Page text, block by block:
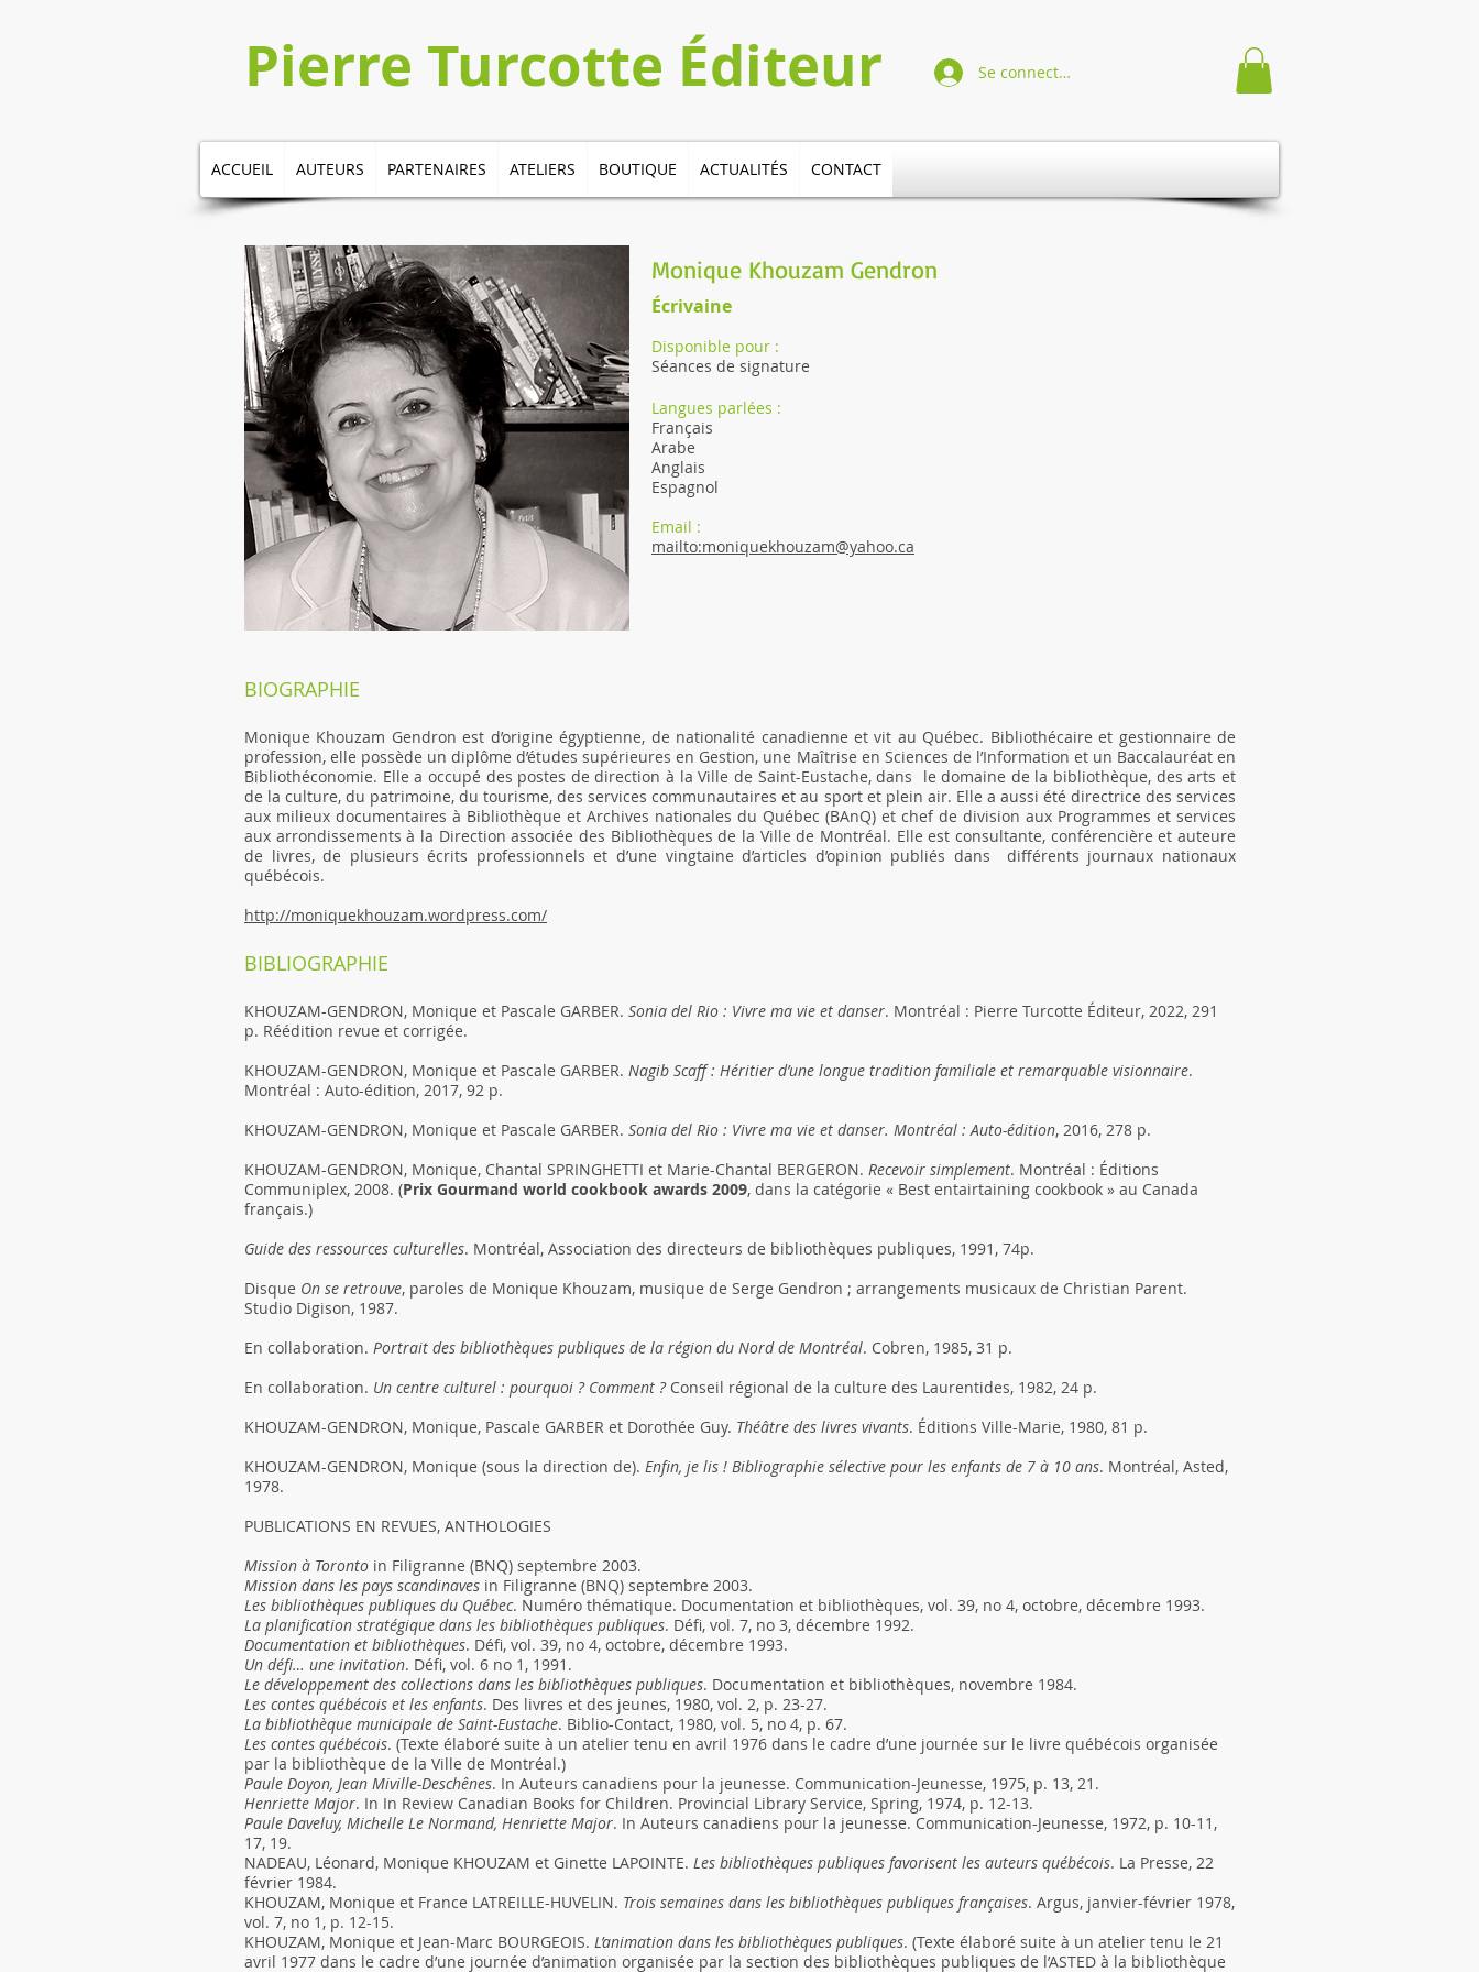
​​​​Pierre Turcotte​​​ Éditeur Se connecter
Monique Khouzam Gendron
Écrivaine
Disponible pour :
Séances de signature
Langues parlées :
Français
Arabe
Anglais​
Espagnol
Email :
mailto:moniquekhouzam@yahoo.ca
BIOGRAPHIE
Monique Khouzam Gendron est d’origine égyptienne, de nationalité canadienne et vit au Québec. Bibliothécaire et gestionnaire de
profession, elle possède un diplôme d’études supérieures en Gestion, une Maîtrise en Sciences de l’Information et un Baccalauréat en
Bibliothéconomie. Elle a occupé des postes de direction à la Ville de Saint-Eustache, dans le domaine de la bibliothèque, des arts et
de la culture, du patrimoine, du tourisme, des services communautaires et au sport et plein air. Elle a aussi été directrice des services
aux milieux documentaires à Bibliothèque et Archives nationales du Québec (BAnQ) et chef de division aux Programmes et services
aux arrondissements à la Direction associée des Bibliothèques de la Ville de Montréal. Elle est consultante, conférencière et auteure
de livres, de plusieurs écrits professionnels et d’une vingtaine d’articles d’opinion publiés dans différents journaux nationaux
québécois.
http://moniquekhouzam.wordpress.com/
BIBLIOGRAPHIE
KHOUZAM-GENDRON, Monique et Pascale GARBER. Sonia del Rio : Vivre ma vie et danser. Montréal : Pierre Turcotte Éditeur, 2022, 291
p. Réédition revue et corrigée.
KHOUZAM-GENDRON, Monique et Pascale GARBER. Nagib Scaff : Héritier d’une longue tradition familiale et remarquable visionnaire.
Montréal : Auto-édition, 2017, 92 p.
KHOUZAM-GENDRON, Monique et Pascale GARBER. Sonia del Rio : Vivre ma vie et danser. Montréal : Auto-édition, 2016, 278 p.
KHOUZAM-GENDRON, Monique, Chantal SPRINGHETTI et Marie-Chantal BERGERON. Recevoir simplement. Montréal : Éditions
Communiplex, 2008. (Prix Gourmand world cookbook awards 2009, dans la catégorie « Best entairtaining cookbook » au Canada
français.)
Guide des ressources culturelles. Montréal, Association des directeurs de bibliothèques publiques, 1991, 74p.
Disque On se retrouve, paroles de Monique Khouzam, musique de Serge Gendron ; arrangements musicaux de Christian Parent.
Studio Digison, 1987.
En collaboration. Portrait des bibliothèques publiques de la région du Nord de Montréal. Cobren, 1985, 31 p.
En collaboration. Un centre culturel : pourquoi ? Comment ?Conseil régional de la culture des Laurentides, 1982, 24 p.
KHOUZAM-GENDRON, Monique, Pascale GARBER et Dorothée Guy. Théâtre des livres vivants. Éditions Ville-Marie, 1980, 81 p.
KHOUZAM-GENDRON, Monique (sous la direction de). Enfin, je lis ! Bibliographie sélective pour les enfants de 7 à 10 ans. Montréal, Asted,
1978.
PUBLICATIONS EN REVUES, ANTHOLOGIES
Mission à Toronto in Filigranne (BNQ) septembre 2003.
Mission dans les pays scandinaves in Filigranne (BNQ) septembre 2003.
Les bibliothèques publiques du Québec. Numéro thématique. Documentation et bibliothèques, vol. 39, no 4, octobre, décembre 1993.
La planification stratégique dans les bibliothèques publiques. Défi, vol. 7, no 3, décembre 1992.
Documentation et bibliothèques. Défi, vol. 39, no 4, octobre, décembre 1993.
Un défi… une invitation. Défi, vol. 6 no 1, 1991.
Le développement des collections dans les bibliothèques publiques. Documentation et bibliothèques, novembre 1984.
Les contes québécois et les enfants. Des livres et des jeunes, 1980, vol. 2, p. 23-27.
La bibliothèque municipale de Saint-Eustache. Biblio-Contact, 1980, vol. 5, no 4, p. 67.
Les contes québécois. (Texte élaboré suite à un atelier tenu en avril 1976 dans le cadre d’une journée sur le livre québécois organisée
par la bibliothèque de la Ville de Montréal.)
Paule Doyon, Jean Miville-Deschênes. In Auteurs canadiens pour la jeunesse. Communication-Jeunesse, 1975, p. 13, 21.
Henriette Major. In In Review Canadian Books for Children. Provincial Library Service, Spring, 1974, p. 12-13.
Paule Daveluy, Michelle Le Normand, Henriette Major. In Auteurs canadiens pour la jeunesse. Communication-Jeunesse, 1972, p. 10-11,
17, 19.
NADEAU, Léonard, Monique KHOUZAM et Ginette LAPOINTE. Les bibliothèques publiques favorisent les auteurs québécois. La Presse, 22
février 1984.
KHOUZAM, Monique et France LATREILLE-HUVELIN. Trois semaines dans les bibliothèques publiques françaises. Argus, janvier-février 1978,
vol. 7, no 1, p. 12-15.
KHOUZAM, Monique et Jean-Marc BOURGEOIS. L’animation dans les bibliothèques publiques. (Texte élaboré suite à un atelier tenu le 21
avril 1977 dans le cadre d’une journée d’animation organisée par la section des bibliothèques publiques de l’ASTED à la bibliothèque
ACCUEIL AUTEURS PARTENAIRES ATELIERS BOUTIQUE ACTUALITÉS CONTACT